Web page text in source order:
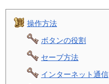
操作方法
ボタンの役割
セーブ方法
インターネット通信